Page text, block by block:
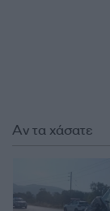
Αν τα χάσατε